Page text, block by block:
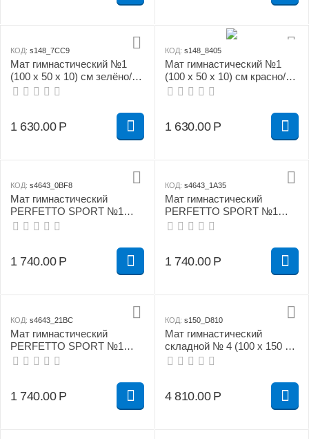
КОД: s148_7CC9
Мат гимнастический №1
(100 х 50 х 10) см зелёно/
жёлтый
1 630.00 Р
КОД: s148_8405
Мат гимнастический №1
(100 х 50 х 10) см красно/
жёлтый
1 630.00 Р
КОД: s4643_0BF8
Мат гимнастический
PERFETTO SPORT №1
(100 х 50 х 10) см бежевый
1 740.00 Р
КОД: s4643_1A35
Мат гимнастический
PERFETTO SPORT №1
(100 х 50 х 10) см зелёно/
1 740.00 Р
КОД: s4643_21BC
Мат гимнастический
PERFETTO SPORT №1
(100 х 50 х 10) см красно/
1 740.00 Р
КОД: s150_D810
Мат гимнастический
складной № 4 (100 х 150 х
10) см бежевый
4 810.00 Р